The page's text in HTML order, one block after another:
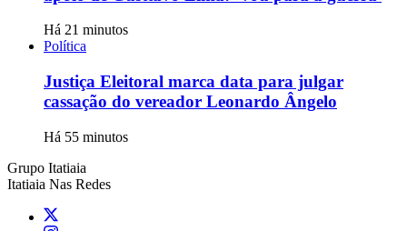
Há 21 minutos
Política
Justiça Eleitoral marca data para julgar
cassação do vereador Leonardo Ângelo
Há 55 minutos
Grupo Itatiaia
Itatiaia Nas Redes